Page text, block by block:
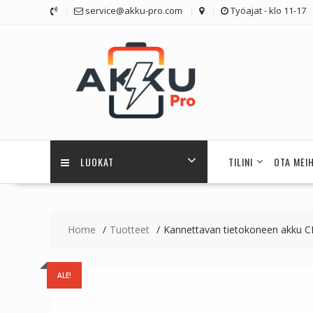
service@akku-pro.com Työajat - klo 11-17
LUOKAT TILINI OTA
Home Tuotteet Kannettavan tietokoneen akku
ALE!